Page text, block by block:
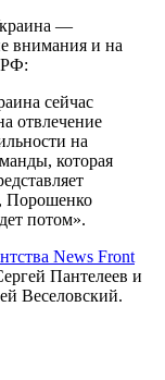
—
внимания и на
РФ:
сейчас
отвлечение
на
которая
Порошенко
потом».
News Front
Пантелеев и
Веселовский.